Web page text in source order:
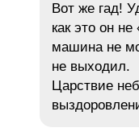
Вот же гад!
как это он не
машина не
не выходил.
Царствие